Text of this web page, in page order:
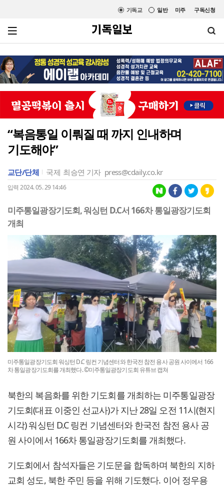
미주 구독신청
일반
기독교
“복음통일 이뤄질 때 까지 인내하며
기도해야”
교단/단체 국제 최승연 기자 press@cdaily.co.kr
입력 2024. 05. 29 14:46
미주통일광장기도회, 워싱턴 D.C서 166차 통일광장기도회
개최
미주통일광장기도회 워싱턴 D.C 링컨 기념센터와 한국전 참전 용사 공원 사이에서 166
차 통일광장기도회를 개최했다. ©미주통일광장기도회 유튜브 캡쳐
북한의 복음화를 위한 기도회를 개최하는 미주통일광장
기도회(대표 이중인 선교사)가 지난 28일 오전 11시(현지
시각) 워싱턴 D.C 링컨 기념센터와 한국전 참전 용사 공
원 사이에서 166차 통일광장기도회를 개최했다.
기도회에서 참석자들은 기도문을 합독하며 북한의 지하
교회 성도, 북한 주민 등을 위해 기도했다. 이어 정우용